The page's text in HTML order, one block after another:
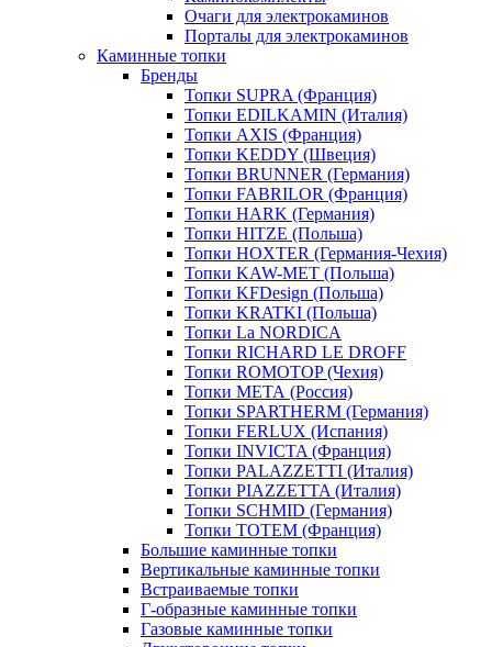
Очаги для электрокаминов
Порталы для электрокаминов
Каминные топки
Бренды
Топки SUPRA (Франция)
Топки EDILKAMIN (Италия)
Топки AXIS (Франция)
Топки KEDDY (Швеция)
Топки BRUNNER (Германия)
Топки FABRILOR (Франция)
Топки HARK (Германия)
Топки HITZE (Польша)
Топки HOXTER (Германия-Чехия)
Топки KAW-MET (Польша)
Топки KFDesign (Польша)
Топки KRATKI (Польша)
Топки La NORDICA
Топки RICHARD LE DROFF
Топки ROMOTOP (Чехия)
Топки МЕТА (Россия)
Топки SPARTHERM (Германия)
Топки FERLUX (Испания)
Топки INVICTA (Франция)
Топки PALAZZETTI (Италия)
Топки PIAZZETTA (Италия)
Топки SCHMID (Германия)
Топки TOTEM (Франция)
Большие каминные топки
Вертикальные каминные топки
Встраиваемые топки
Г-образные каминные топки
Газовые каминные топки